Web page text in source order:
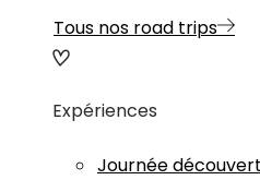
Tous nos road trips
Expériences
Journée